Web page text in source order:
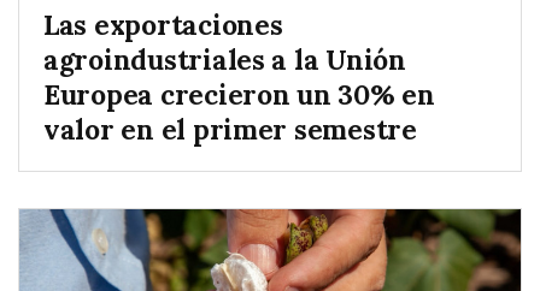
Las exportaciones
agroindustriales a la Unión
Europea crecieron un 30% en
valor en el primer semestre